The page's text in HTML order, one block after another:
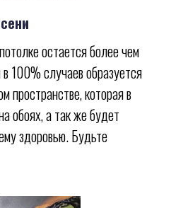
остается более чем
100% случаев образуется
пространстве, которая в
обоях, а так же будет
здоровью. Будьте